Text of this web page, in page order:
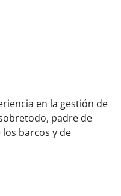
en la gestión de
padre de
barcos y de
de servicio a los